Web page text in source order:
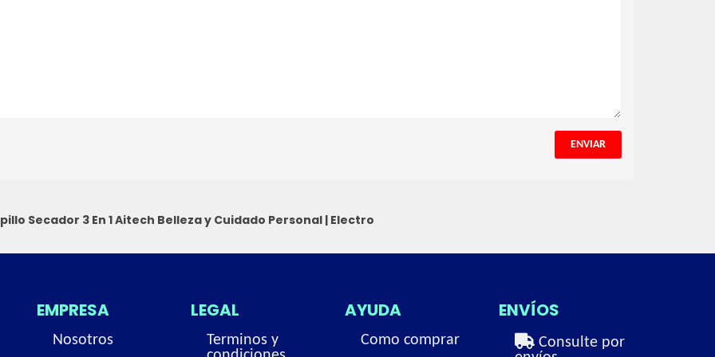
ENVIAR
Secador 3 En 1 Aitech Belleza y Cuidado Personal | Electro
EMPRESA
Nosotros
LEGAL
Terminos y
AYUDA
Como comprar
ENVÍOS
Consulte por